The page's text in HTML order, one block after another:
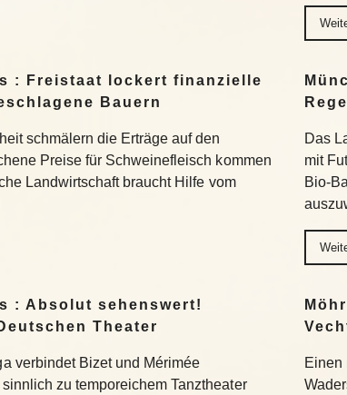
: Freistaat lockert finanzielle
Bauern
schmälern die Erträge auf den
Preise für Schweinefleisch kommen
Landwirtschaft braucht Hilfe vom
Das
mit
Bio-
: Absolut sehenswert!
Theater
verbindet Bizet und Mérimée
zu temporeichem Tanztheater
Einen